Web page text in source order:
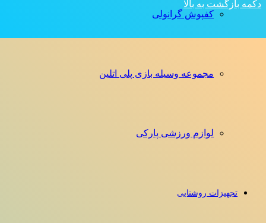
کفپوش گرانولی
مجموعه وسیله بازی پلی اتلین
لوازم ورزشی پارکی
تجهیزات روشنایی
دکمه بازگشت به بالا